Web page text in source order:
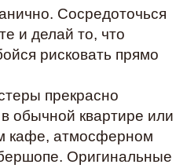
Сосредоточься
и делай то, что
рисковать прямо
прекрасно
обычной квартире или
кафе, атмосферном
Оригинальные